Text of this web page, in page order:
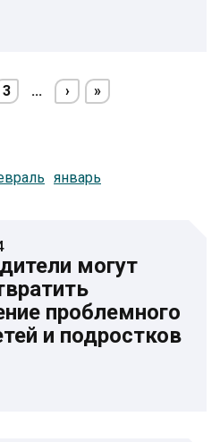
3 ... › »
январь
могут
проблемного
и подростков